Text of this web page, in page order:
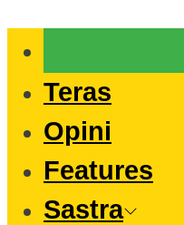
Teras
Opini
Features
Sastra